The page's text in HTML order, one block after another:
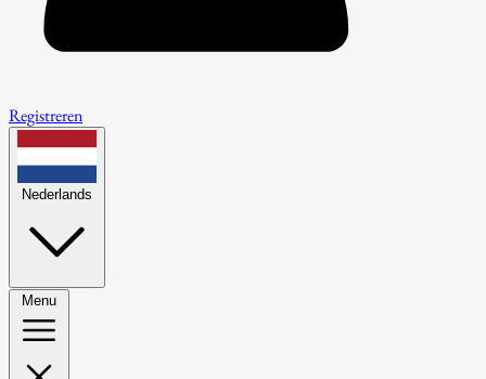
Registreren
Nederlands
Menu